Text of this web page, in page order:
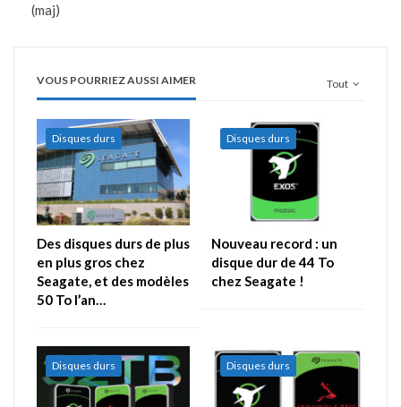
(maj)
Tout
VOUS POURRIEZ AUSSI AIMER
Disques durs
Des disques durs de plus
en plus gros chez
Seagate, et des modèles
50 To l’an…
Disques durs
Nouveau record : un
disque dur de 44 To
chez Seagate !
Disques durs Disques durs